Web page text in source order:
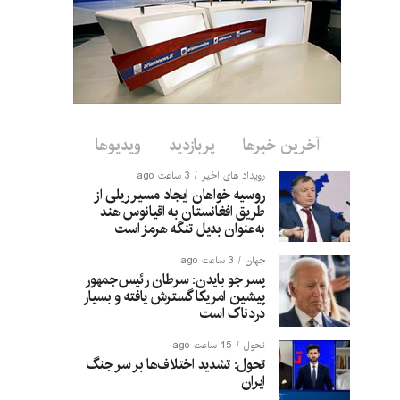
آخرین خبرها پربازدید ویدیوها
رویداد های اخیر 3 ساعت ago
روسیه خواهان ایجاد مسیر ریلی از
طریق افغانستان به اقیانوس هند
به‌عنوان بدیل تنگه هرمز است
جهان 3 ساعت ago
پسر جو بایدن: سرطان رئیس‌جمهور
پیشین امریکا گسترش یافته و بسیار
دردناک است
تحول 15 ساعت ago
تحول: تشدید اختلاف‌ها بر سر جنگ
ایران